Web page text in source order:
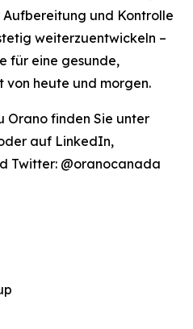
Aufbereitung und Kontrolle
weiterzuentwickeln –
für eine gesunde,
von heute und morgen.
Orano finden Sie unter
auf LinkedIn,
Twitter: @oranocanada